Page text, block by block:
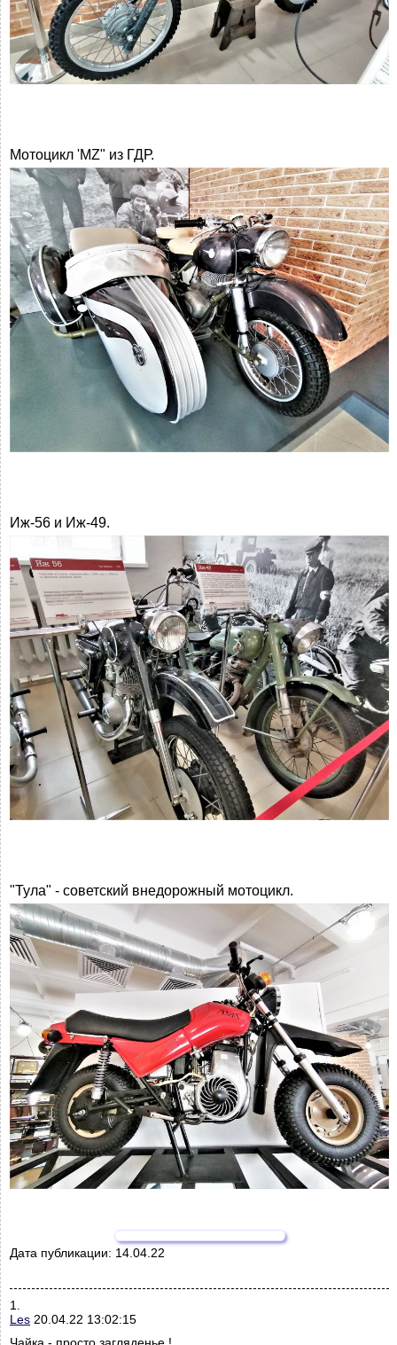
Мотоцикл 'MZ" из ГДР.
Иж-56 и Иж-49.
"Тула" - советский внедорожный мотоцикл.
Дата публикации: 14.04.22
1.
Les 20.04.22 13:02:15
Чайка - просто загляденье !